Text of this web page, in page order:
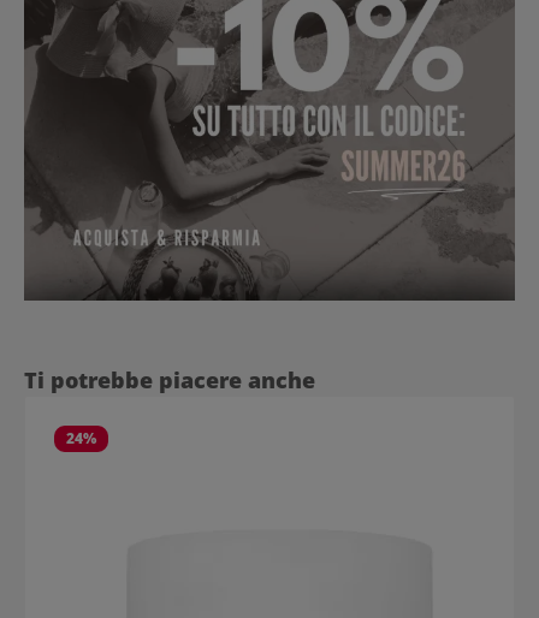
Salta la galleria dei prodotti
Ti potrebbe piacere anche
24%